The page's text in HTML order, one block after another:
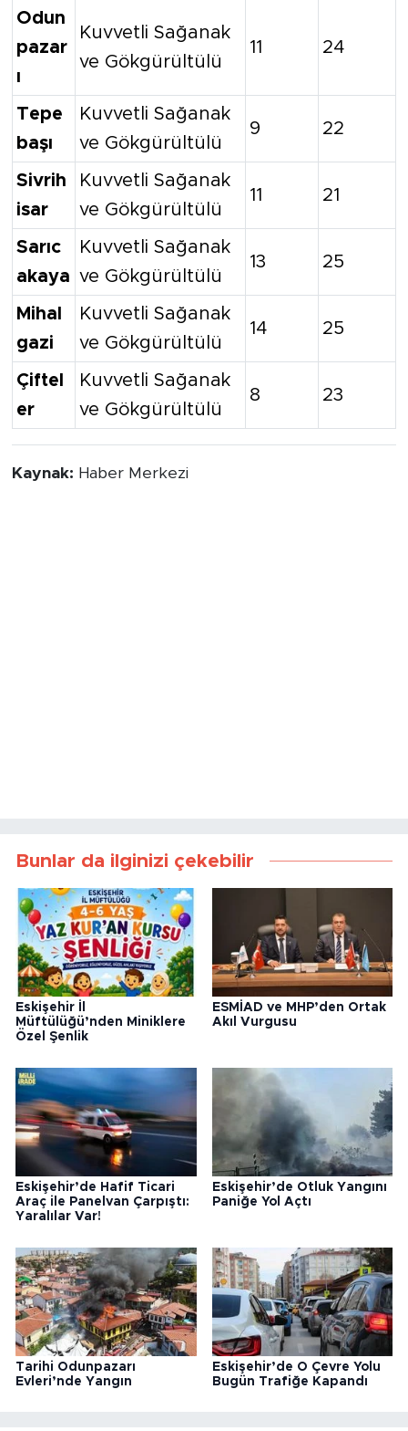
Odun
Kuvvetli Sağanak
ve Gökgürültülü
11 24
Tepe
başı
Kuvvetli Sağanak
ve Gökgürültülü
9 22
Sivrih
isar
Kuvvetli Sağanak
ve Gökgürültülü
11 21
Sarıc
akaya
Kuvvetli Sağanak
ve Gökgürültülü
13 25
Mihal
gazi
Kuvvetli Sağanak
ve Gökgürültülü
14 25
Çiftel
Kuvvetli Sağanak
ve Gökgürültülü
8 23
Kaynak: Haber Merkezi
Bunlar da ilginizi çekebilir
Eskişehir İl
Müftülüğü’nden Miniklere
Özel Şenlik
ESMİAD ve MHP’den Ortak
Akıl Vurgusu
Eskişehir’de Hafif Ticari
Araç ile Panelvan Çarpıştı:
Yaralılar Var!
Eskişehir’de Otluk Yangını
Paniğe Yol Açtı
Tarihi Odunpazarı
Evleri’nde Yangın
Eskişehir’de O Çevre Yolu
Bugün Trafiğe Kapandı